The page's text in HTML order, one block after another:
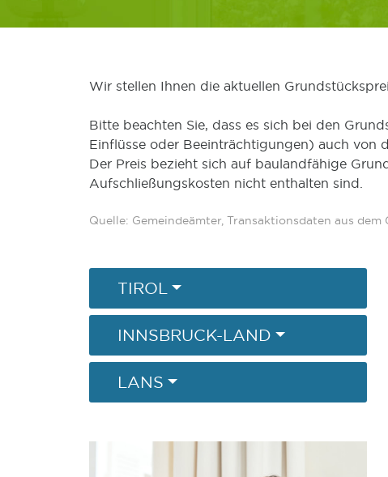
Wir stellen Ihnen die aktuellen
Bitte beachten Sie, dass es sich bei den
Einflüsse oder Beeinträchtigungen) auch von
Der Preis bezieht sich auf baulandfähige
Aufschließungskosten nicht enthalten sind.
Quelle: Gemeindeämter, Transaktionsdaten aus
TIROL
INNSBRUCK-LAND
LANS